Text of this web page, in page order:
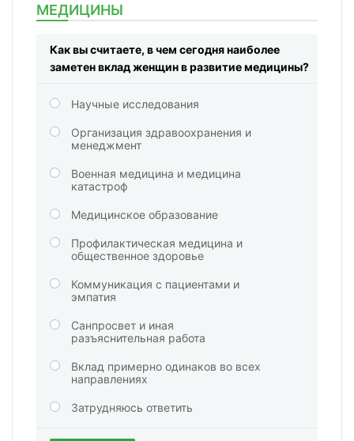
МЕДИЦИНЫ
Как вы считаете, в чем сегодня наиболее
заметен вклад женщин в развитие медицины?
Научные исследования
Организация здравоохранения и
менеджмент
Военная медицина и медицина
катастроф
Медицинское образование
Профилактическая медицина и
общественное здоровье
Коммуникация с пациентами и
эмпатия
Санпросвет и иная
разъяснительная работа
Вклад примерно одинаков во всех
направлениях
Затрудняюсь ответить